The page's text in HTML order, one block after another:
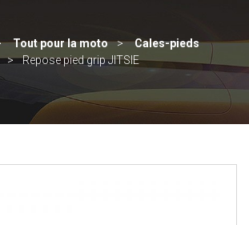
Tout pour la moto
Cales-pieds
Repose pied grip JITSIE